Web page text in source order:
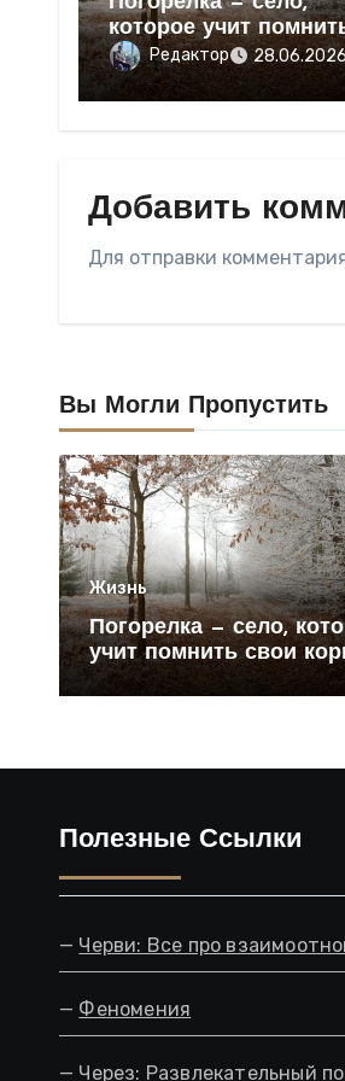
которое учит
свои корни
Редактор
Добавить
Для отправки
Вы Могли Пропустить
Жизнь
Погорелка — село,
учит помнить свои
Полезные Ссылки
— Черви: Все про
— Феномения
— Через: Развлекательный